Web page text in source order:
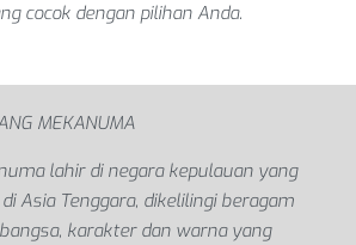
cocok dengan pilihan Anda.
MEKANUMA
lahir di negara kepulauan yang
Asia Tenggara, dikelilingi beragam
karakter dan warna yang